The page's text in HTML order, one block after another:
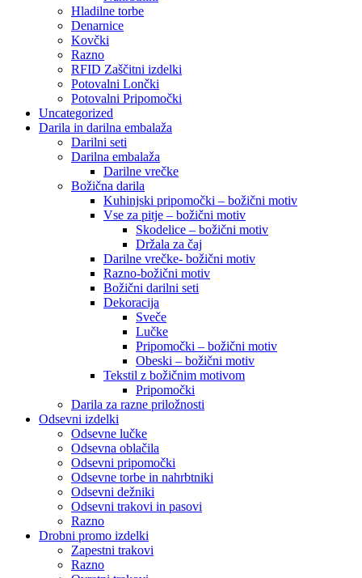
Hladilne torbe
Denarnice
Kovčki
Razno
RFID Zaščitni izdelki
Potovalni Lončki
Potovalni Pripomočki
Uncategorized
Darila in darilna embalaža
Darilni seti
Darilna embalaža
Darilne vrečke
Božična darila
Kuhinjski pripomočki – božični motiv
Vse za pitje – božični motiv
Skodelice – božični motiv
Držala za čaj
Darilne vrečke- božični motiv
Razno-božični motiv
Božični darilni seti
Dekoracija
Sveče
Lučke
Pripomočki – božični motiv
Obeski – božični motiv
Tekstil z božičnim motivom
Pripomočki
Darila za razne priložnosti
Odsevni izdelki
Odsevne lučke
Odsevna oblačila
Odsevni pripomočki
Odsevne torbe in nahrbtniki
Odsevni dežniki
Odsevni trakovi in pasovi
Razno
Drobni promo izdelki
Zapestni trakovi
Razno